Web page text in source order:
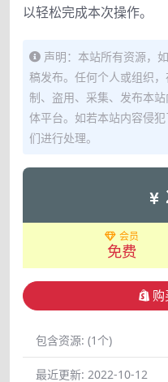
以轻松完成本次操作。
声明：本站所有资源，
稿发布。任何个人或组织
制、盗用、采集、发布本
体平台。如若本站内容侵
们进行处理。
会员
免费
购
包含资源: (1个)
最近更新: 2022-10-12